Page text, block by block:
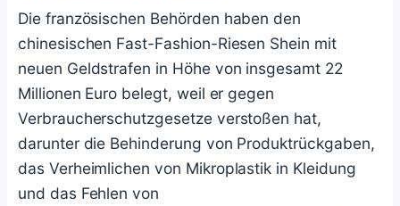
Die französischen Behörden haben den
chinesischen Fast-Fashion-Riesen Shein mit
neuen Geldstrafen in Höhe von insgesamt 22
Millionen Euro belegt, weil er gegen
Verbraucherschutzgesetze verstoßen hat,
darunter die Behinderung von Produktrückgaben,
das Verheimlichen von Mikroplastik in Kleidung
und das Fehlen von